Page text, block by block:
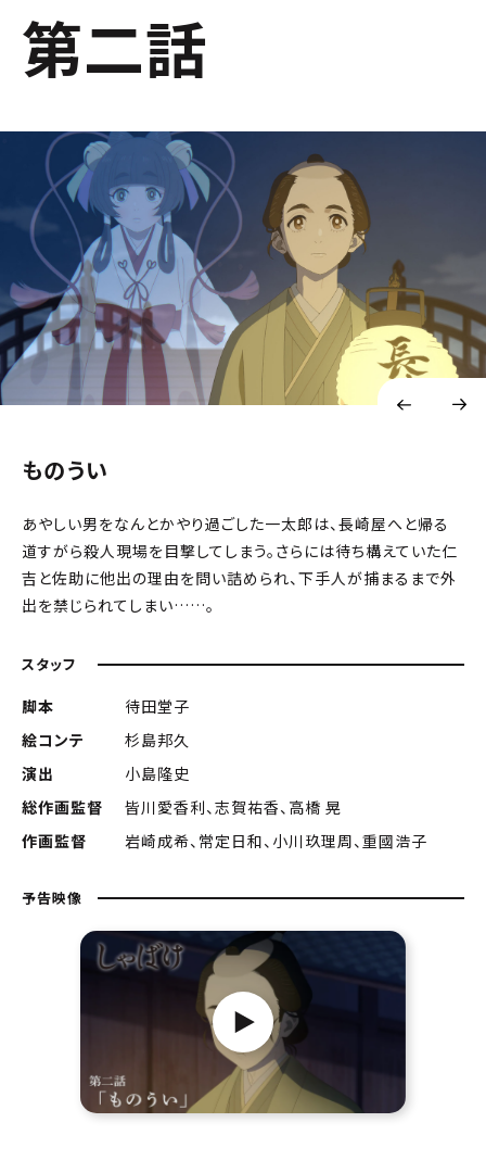
第二話
ものうい
あやしい男をなんとかやり過ごした一太郎は、長崎屋へと帰る
道すがら殺人現場を目撃してしまう。さらには待ち構えていた仁
吉と佐助に他出の理由を問い詰められ、下手人が捕まるまで外
出を禁じられてしまい……。
スタッフ
脚本
待田堂子
絵コンテ
杉島邦久
演出
小島隆史
総作画監督
皆川愛香利、志賀祐香、高橋 晃
作画監督
岩崎成希、常定日和、小川玖理周、重國浩子
予告映像